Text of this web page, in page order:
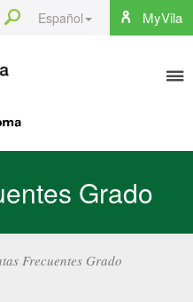
MyVila
Español
Search
Grado
Frecuentes Grado